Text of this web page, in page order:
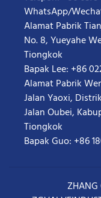
WhatsApp/
Alamat Pabrik
No. 8, Yueyahe
Tiongkok
Bapak Lee: +86
Alamat Pabrik
Jalan Yaoxi,
Jalan Oubei,
Tiongkok
Bapak Guo: +86
ZHANG